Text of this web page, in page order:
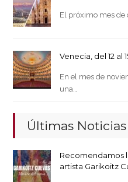
El próximo mes de
Venecia, del 12 al
En el mes de
una…
Últimas Noticias
Recomendamos
artista Garikoitz